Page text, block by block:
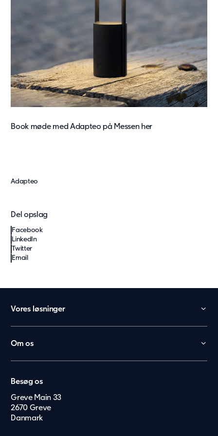
Eesti Keel
Book møde med Adapteo på Messen her
Adapteo
Del opslag
Facebook
LinkedIn
Twitter
Email
Vores løsninger
Daginstitution
Skole
Ældreboliger
Beboelse
Håndværker Camps
Om os
Kontakt
Karriere
Presse og Medier
Besøg os
Greve Main 33
2670 Greve
Danmark